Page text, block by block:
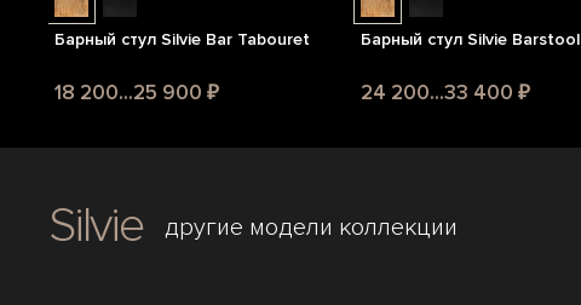
Барный стул Silvie Bar Tabouret
18 200...25 900 ₽
Барный стул Silvie Barstool
24 200...33 400 ₽
Silvie другие модели коллекции